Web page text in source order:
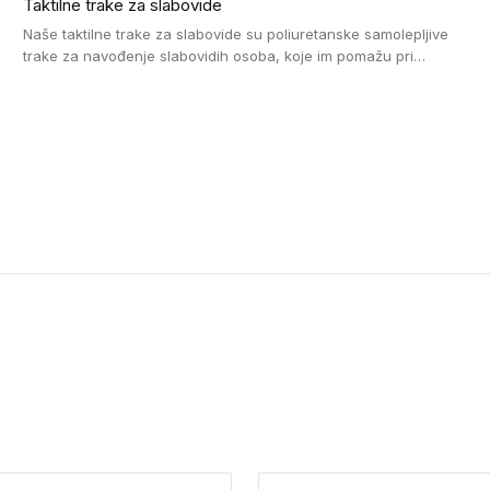
Taktilne trake za slabovide
Naše taktilne trake za slabovide su poliuretanske samolepljive
trake za navođenje slabovidih osoba, koje im pomažu pri